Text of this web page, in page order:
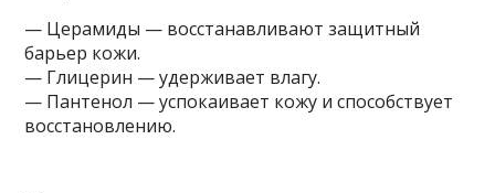
— Церамиды — восстанавливают защитный
барьер кожи.
— Глицерин — удерживает влагу.
— Пантенол — успокаивает кожу и способствует
восстановлению.